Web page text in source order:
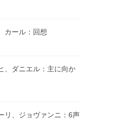
カール：回想
、ダニエル：主に向か
リ、ジョヴァンニ：6声